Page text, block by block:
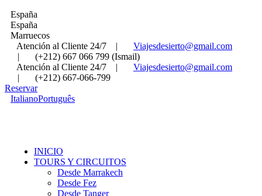
España
España
Marruecos
Atención al Cliente 24/7
|
Viajesdesierto@gmail.com
|
(+212) 667 066 799 (Ismail)
Atención al Cliente 24/7
|
Viajesdesierto@gmail.com
|
(+212) 667-066-799
Reservar
ItalianoPortuguês
INICIO
TOURS Y CIRCUITOS
Desde Marrakech
Desde Fez
Desde Tanger